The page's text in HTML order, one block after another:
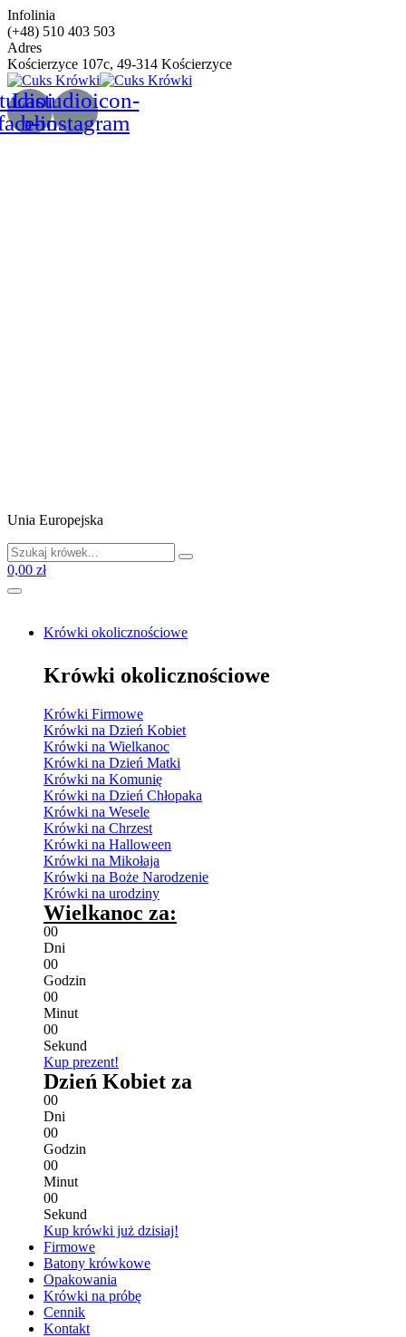
Infolinia
(+48) 510 403 503
Adres
Kościerzyce 107c, 49-314 Kościerzyce
Lastudioicon-
b-instagram
Unia Europejska
0,00 zł
Krówki okolicznościowe
Krówki okolicznościowe
Krówki Firmowe
Krówki na Dzień Kobiet
Krówki na Wielkanoc
Krówki na Dzień Matki
Krówki na Komunię
Krówki na Dzień Chłopaka
Krówki na Wesele
Krówki na Chrzest
Krówki na Halloween
Krówki na Mikołaja
Krówki na Boże Narodzenie
Krówki na urodziny
Wielkanoc za:
00
Dni
00
Godzin
00
Minut
00
Sekund
Kup prezent!
Dzień Kobiet za
00
Dni
00
Godzin
00
Minut
00
Sekund
Kup krówki już dzisiaj!
Firmowe
Batony krówkowe
Opakowania
Krówki na próbę
Cennik
Kontakt